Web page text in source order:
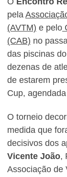
pela
(AVTM) e pelo
(CAB) no
das piscinas
dezenas de
de estarem
Cup,
O torneio
medida que
decisivos dos
Vicente João,
Associação de